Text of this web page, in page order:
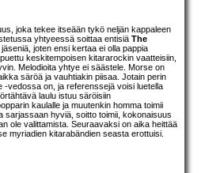
joka tekee itseään tykö neljän kappaleen
yhtyeessä soittaa entisiä The
jäseniä, joten ensi kertaa ei olla pappia
keskitempoisen kitararockin vaatteisiin,
Melodioita yhtye ei säästele. Morse on
säröä ja vauhtiakin piisaa. Jotain perin
-vedossa on, ja referenssejä voisi luetella
laulu istuu säröisiin
kaulalle ja muutenkin homma toimii
sarjassaan hyviä, soitto toimii, kokonaisuus
ole valittamista. Seuraavaksi on aika heittää
myriadien kitarabändien seasta erottuisi.